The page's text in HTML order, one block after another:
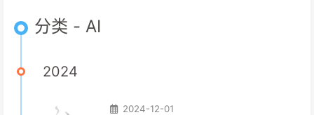
分类 - AI
2024
2024-12-01